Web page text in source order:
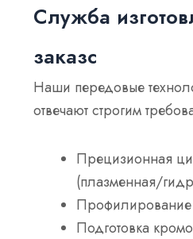
Служба
заказс
Наши передовые
отвечают строгим
Прецизионная
(плазменная/
Подготовка